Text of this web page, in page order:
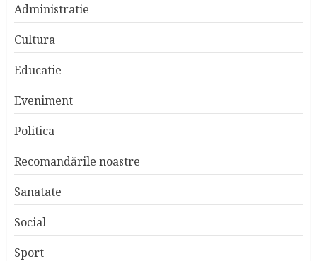
Administratie
Cultura
Educatie
Eveniment
Politica
Recomandările noastre
Sanatate
Social
Sport